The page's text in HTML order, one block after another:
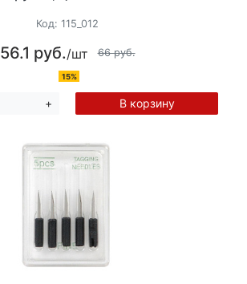
Код: 115_012
56.1 руб./шт 66 руб.
15%
+ В корзину